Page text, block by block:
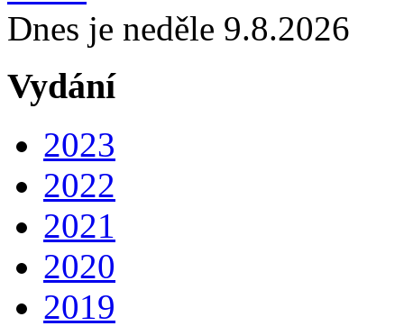
Dnes je neděle 9.8.2026
Vydání
2023
2022
2021
2020
2019